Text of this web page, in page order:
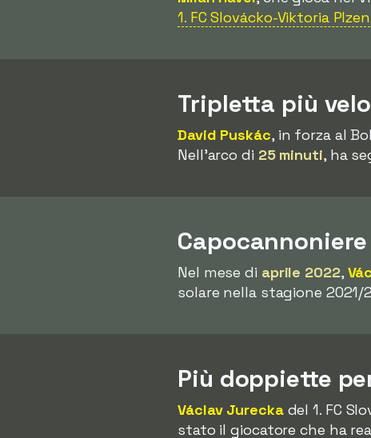
1. FC Slovácko-Viktoria Plzen
Tripletta più
David Puskác, in forza al
Nell'arco di 25 minuti, ha
Nel mese di aprile 2022,
solare nella stagione 2021/
Più doppiette
Václav Jureckadel 1. FC
stato il giocatore che ha